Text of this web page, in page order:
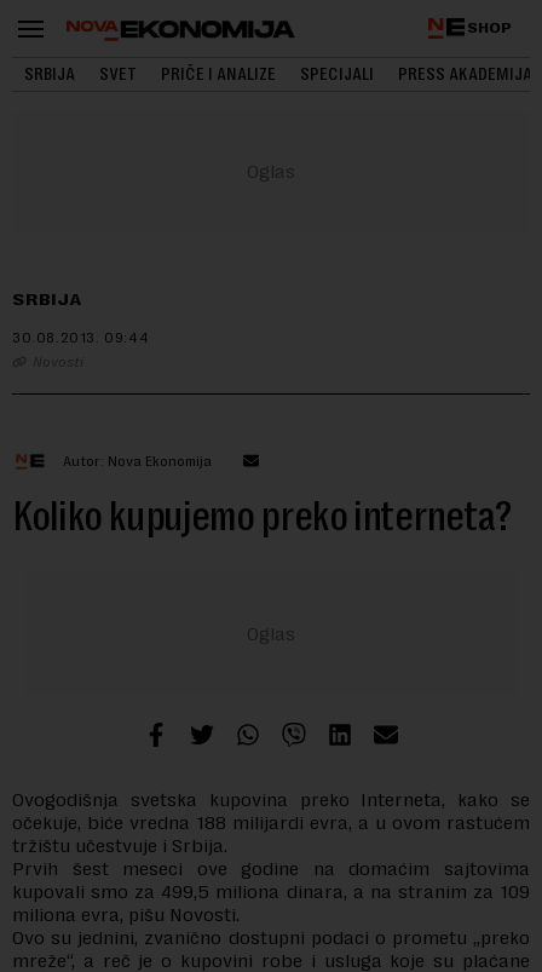
SHOP
SRBIJA SVET PRIČE I ANALIZE SPECIJALI PRESS AKADEMIJA
SRBIJA
30.08.2013. 09:44
Novosti
Autor: Nova Ekonomija
Koliko kupujemo preko interneta?
Ovogodišnja svetska kupovina preko Interneta, kako se
očekuje, biće vredna 188 milijardi evra, a u ovom rastućem
tržištu učestvuje i Srbija.
Prvih šest meseci ove godine na domaćim sajtovima
kupovali smo za 499,5 miliona dinara, a na stranim za 109
miliona evra, pišu Novosti.
Ovo su jednini, zvanično dostupni podaci o prometu „preko
mreže“, a reč je o kupovini robe i usluga koje su plaćane